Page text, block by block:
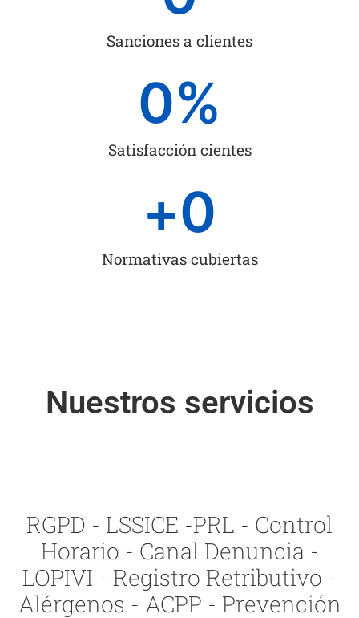
Sanciones a clientes
Satisfacción cientes
0%
Normativas cubiertas
+0
Nuestros servicios
RGPD - LSSICE -PRL - Control
Horario - Canal Denuncia -
LOPIVI - Registro Retributivo -
Alérgenos - ACPP - Prevención